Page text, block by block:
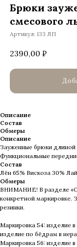
Брюки
смесового
Артикул: 133 ЛП
2390,00 ₽
Описание
Состав
Обмеры
Описание
Зауженные брюки длиной
Функциональные
Состав
Лён 65% Вискоза 30%
Обмеры
ВНИМАНИЕ! В разделе
конкретной маркировке.
резинки.
Маркировка 54: изделие
изделие по бёдрам в
Маркировка 56: изделие